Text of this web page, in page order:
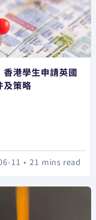
港學生申請英國
及策略
21 mins read
•
11